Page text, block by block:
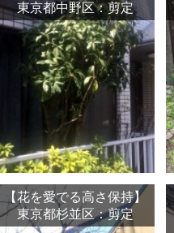
東京都中野区：剪定
【花を愛でる高さ保持】
東京都杉並区：剪定